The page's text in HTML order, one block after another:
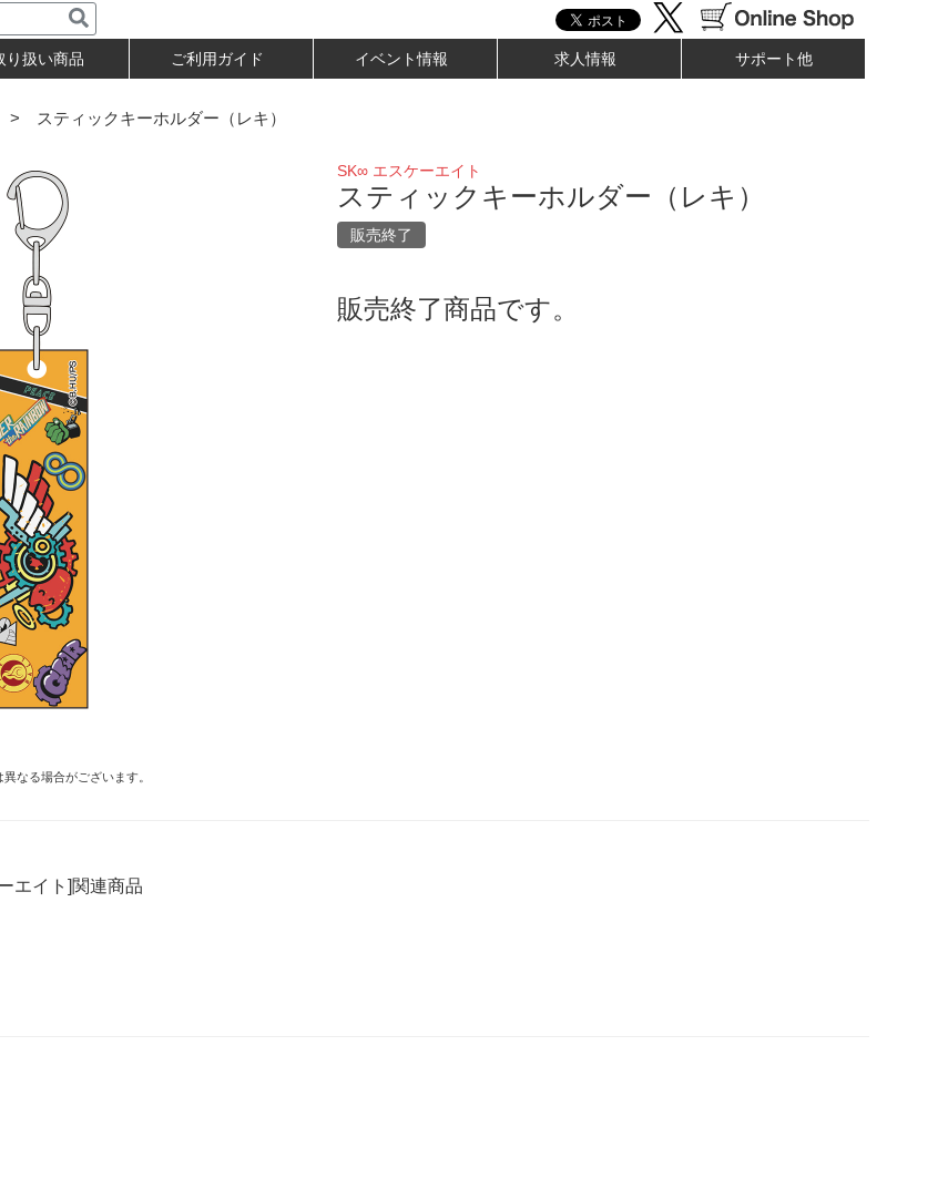
り扱い商品 ご利用ガイド イベント情報 求人情報 サポート他
> スティックキーホルダー（レキ）
なる場合がございます。
SK∞ エスケーエイト
スティックキーホルダー（レキ）
販売終了
販売終了商品です。
エイト]関連商品